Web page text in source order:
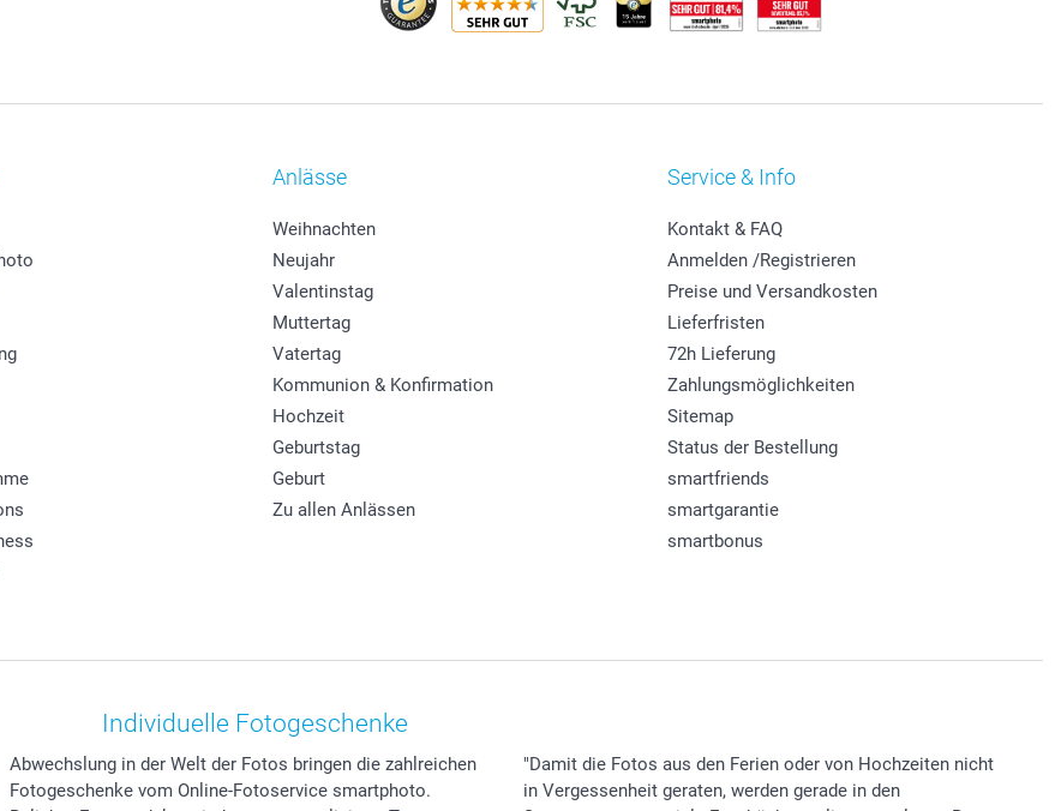
Anlässe
Weihnachten
Neujahr
Valentinstag
Muttertag
Vatertag
Kommunion & Konfirmation
Hochzeit
Geburtstag
Geburt
Zu allen Anlässen
Service & Info
Kontakt & FAQ
Anmelden /Registrieren
Preise und Versandkosten
Lieferfristen
72h Lieferung
Zahlungsmöglichkeiten
Sitemap
Status der Bestellung
smartfriends
smartgarantie
smartbonus
Individuelle Fotogeschenke
Abwechslung in der Welt der Fotos bringen die zahlreichen
Fotogeschenke vom Online-Fotoservice smartphoto.
"Damit die Fotos aus den Ferien oder von Hochzeiten nicht
in Vergessenheit geraten, werden gerade in den